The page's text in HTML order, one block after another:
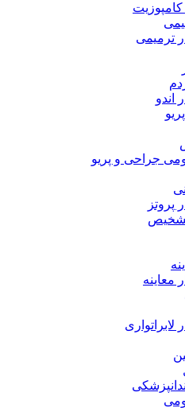
ترمیمی
اندو
جراحی و پریو
پروتز
تشخیص
معاینه
لابراتواری